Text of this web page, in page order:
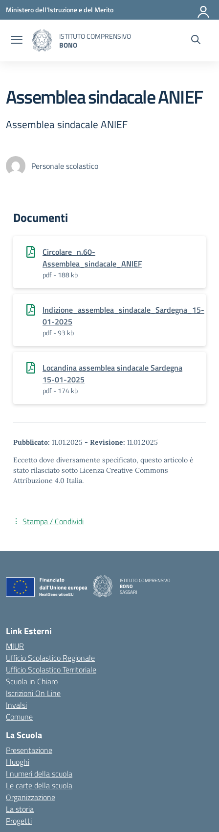
Vai ai contenuti
Vai al menu di navigazione
Vai al footer
Ministero dell'Istruzione e del Merito
ISTITUTO COMPRENSIVO
BONO
Assemblea sindacale ANIEF
Assemblea sindacale ANIEF
Personale scolastico
Documenti
Circolare_n.60-
Assemblea_sindacale_ANIEF
pdf - 188 kb
Indizione_assemblea_sindacale_Sardegna_15-
01-2025
pdf - 93 kb
Locandina assemblea sindacale Sardegna
15-01-2025
pdf - 174 kb
Pubblicato: 11.01.2025 - Revisione: 11.01.2025
Eccetto dove diversamente specificato, questo articolo è
stato rilasciato sotto Licenza Creative Commons
Attribuzione 4.0 Italia.
Stampa / Condividi
ISTITUTO COMPRENSIVO
BONO
SASSARI
Link Esterni
MIUR
Ufficio Scolastico Regionale
Ufficio Scolastico Territoriale
Scuola in Chiaro
Iscrizioni On Line
Invalsi
Comune
La Scuola
Presentazione
I luoghi
I numeri della scuola
Le carte della scuola
Organizzazione
La storia
Progetti